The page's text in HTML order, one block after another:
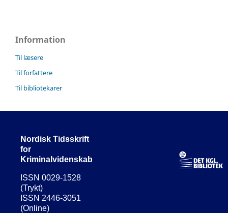
Information
Til læsere
Til forfattere
Til bibliotekarer
Nordisk Tidsskrift
for
Kriminalvidenskab
ISSN 0029-1528
(Trykt)
ISSN 2446-3051
(Online)